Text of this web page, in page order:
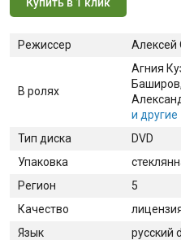
Режиссер Алексей
В ролях
Агния
Баширов
и другие
Тип диска
DVD
Упаковка
Регион
5
Качество
Язык
русский